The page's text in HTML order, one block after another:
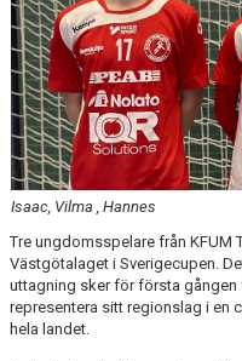
KALENDER
HEMMAMATCHER
BILDGALLERI
MATCHER
FÖRSÄKRING HANDBOLL
TRÄNINGSTID UNGDOM 2627
Isaac, Vilma , Hannes
Tre ungdomsspelare från KFUM
Västgötalaget i Sverigecupen.
uttagning sker för första
representera sitt regionslag i en
hela landet.